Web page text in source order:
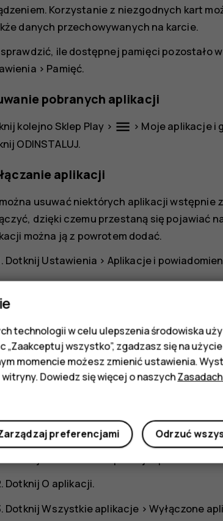
Korzystanie z niezgodnych kart
danych przechowywanych na karcie.
sprawdzić, ile dostępnej pamięci pozostało
> Pamięć.
pobranych aplikacji
kolejno Sklep Play > menu > Moje aplikacje i
ODINSTALUJ.
aplikacji
usuwać niektórych aplikacji
dzięki czemu przestaną się pojawiać
można ją z powrotem dodać.
Dotknij Ustawienia > Aplikacje i
DotknijO aplikacji.
Dotknij nazwy aplikacji.
DotknijWYŁĄCZ. Niektórych aplikacji nie
aplikacja, która jest zależna od
informacje znajdują się w
aplikację można z powrotem dodać
Dotknij O aplikacji.
DotknijWszystkie aplikacje >Wyłączone
technologii w celu ulepszenia środowiska
„Zaakceptuj wszystko”, zgadzasz się na
momencie możesz zmienić ustawienia.
Dowiedz się więcej o naszych
Odrzuć
preferencjami